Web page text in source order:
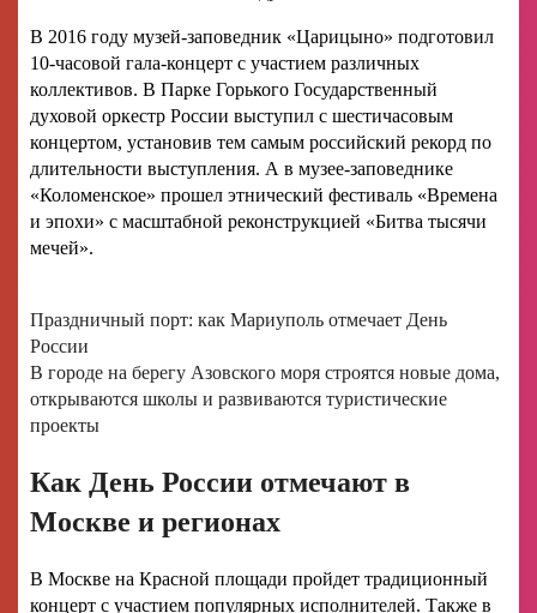
В 2016 году музей-заповедник «Царицыно» подготовил
10-часовой гала-концерт с участием различных
коллективов. В Парке Горького Государственный
духовой оркестр России выступил с шестичасовым
концертом, установив тем самым российский рекорд по
длительности выступления. А в музее-заповеднике
«Коломенское» прошел этнический фестиваль «Времена
и эпохи» с масштабной реконструкцией «Битва тысячи
мечей».
Праздничный порт: как Мариуполь отмечает День
России
В городе на берегу Азовского моря строятся новые дома,
открываются школы и развиваются туристические
проекты
Как День России отмечают в
Москве и регионах
В Москве на Красной площади пройдет традиционный
концерт с участием популярных исполнителей. Также в